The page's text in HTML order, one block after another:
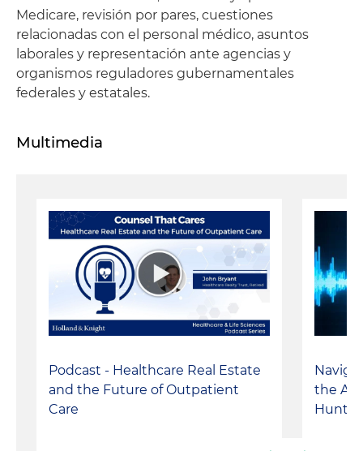
Medicare, revisión por pares, cuestiones
relacionadas con el personal médico, asuntos
laborales y representación ante agencias y
organismos reguladores gubernamentales
federales y estatales.
Multimedia
Podcast - Healthcare Real Estate
and the Future of Outpatient
Care
the